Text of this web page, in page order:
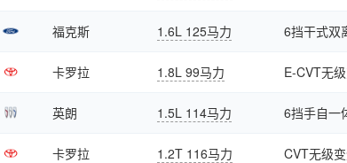
福克斯 1.6L 125马力 6挡干式双
卡罗拉 1.8L 99马力 E-CVT无
英朗 1.5L 114马力 6挡手自一
卡罗拉 1.2T 116马力 CVT无级